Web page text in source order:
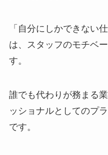
「自分にしかできない
は、スタッフのモチベ
す。
誰でも代わりが務まる
ッショナルとしてのプ
です。